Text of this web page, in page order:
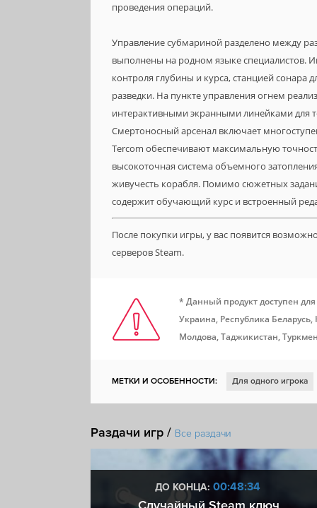
проведения операций.
Управление субмариной разделено между
выполнены на родном языке специалистов.
контроля глубины и курса, станцией сонара
разведки. На пункте управления огнем
интерактивными экранными линейками для
Смертоносный арсенал включает
Tercom обеспечивают максимальную
высокоточная система объемного
живучесть корабля. Помимо сюжетных
содержит обучающий курс и встроенный
После покупки игры, у вас появится
серверов Steam.
* Данный продукт доступен
Украина, Республика
Молдова, Таджикистан,
МЕТКИ И ОСОБЕННОСТИ: Для одного игрока
Физика Бой Военные действия
Флот Морской бой
Раздачи игр / Все раздачи
ДО КОНЦА: 00:48:33